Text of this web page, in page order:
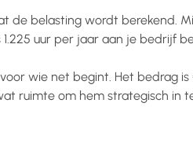
de belasting wordt berekend.
uur per jaar aan je bedrijf
wie net begint. Het bedrag
ruimte om hem strategisch in